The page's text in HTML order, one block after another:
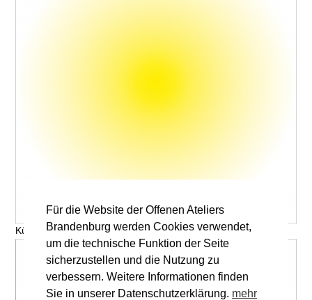
Künstler, Titel © V. Name
Für die Website der Offenen Ateliers
Brandenburg werden Cookies verwendet,
um die technische Funktion der Seite
sicherzustellen und die Nutzung zu
verbessern. Weitere Informationen finden
Sie in unserer Datenschutzerklärung. mehr